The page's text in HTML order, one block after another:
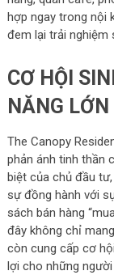
hợp ngay trong nội
đem lại trải nghiệm
CƠ HỘI
NĂNG LỚN
The Canopy
phản ánh tinh thần
biệt của chủ đầu
sự đồng hành với
sách bán hàng
đây không chỉ
còn cung cấp cơ
lợi cho những